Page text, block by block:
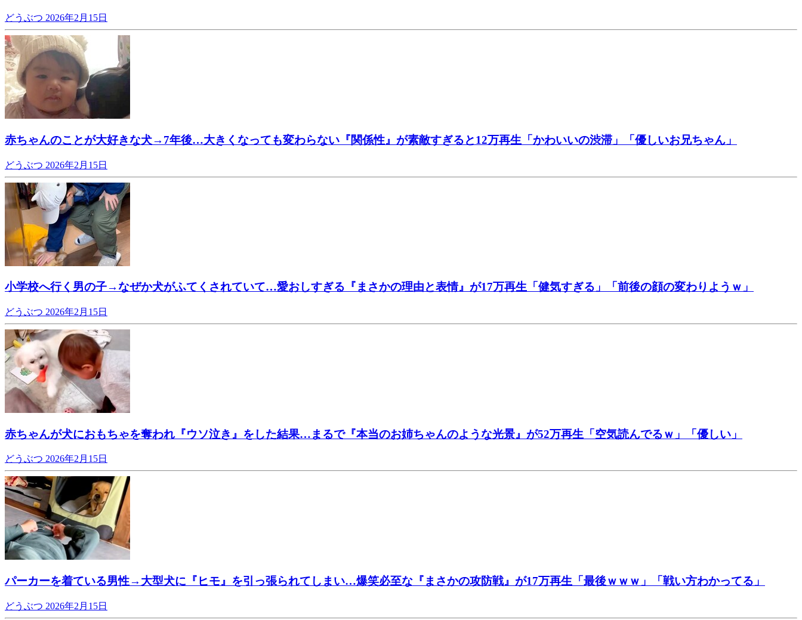
どうぶつ 2026年2月15日
赤ちゃんのことが大好きな犬→7年後…大きくなっても変わらない『関係性』が素敵すぎると12万再生「かわいいの渋滞」「優しいお兄ちゃん」
どうぶつ 2026年2月15日
小学校へ行く男の子→なぜか犬がふてくされていて…愛おしすぎる『まさかの理由と表情』が17万再生「健気すぎる」「前後の顔の変わりようｗ」
どうぶつ 2026年2月15日
赤ちゃんが犬におもちゃを奪われ『ウソ泣き』をした結果…まるで『本当のお姉ちゃんのような光景』が52万再生「空気読んでるｗ」「優しい」
どうぶつ 2026年2月15日
パーカーを着ている男性→大型犬に『ヒモ』を引っ張られてしまい…爆笑必至な『まさかの攻防戦』が17万再生「最後ｗｗｗ」「戦い方わかってる」
どうぶつ 2026年2月15日